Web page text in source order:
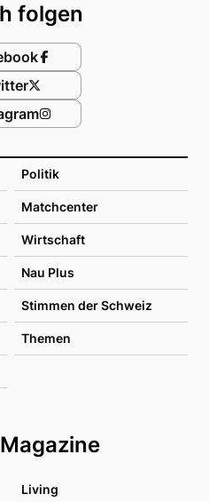
Politik
Matchcenter
Wirtschaft
Nau Plus
Stimmen der Schweiz
Themen
Living
folgen